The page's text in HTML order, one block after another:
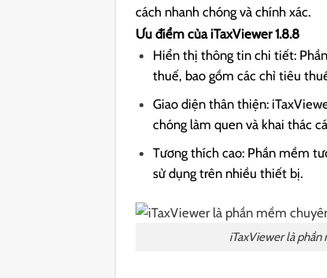
cách nhanh chóng và chính xác.
Ưu điểm của iTaxViewer 1.8.8
Hiển thị thông tin chi tiết:
thuế, bao gồm các chỉ tiêu
Giao diện thân thiện:
chóng làm quen và khai thác
Tương thích cao: Phần mềm
sử dụng trên nhiều thiết bị.
iTaxViewer là